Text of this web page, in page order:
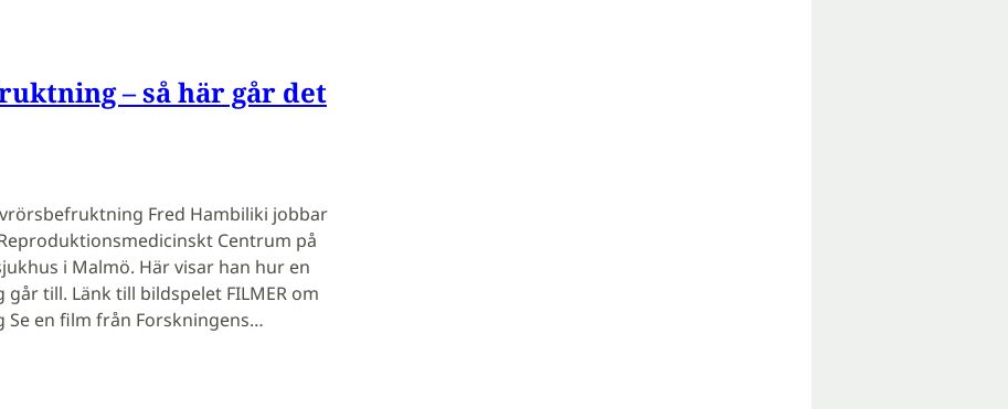
– så här går det
Fred Hambiliki jobbar
Centrum på
i Malmö. Här visar han hur en
till. Länk till bildspelet FILMER om
en film från Forskningens…